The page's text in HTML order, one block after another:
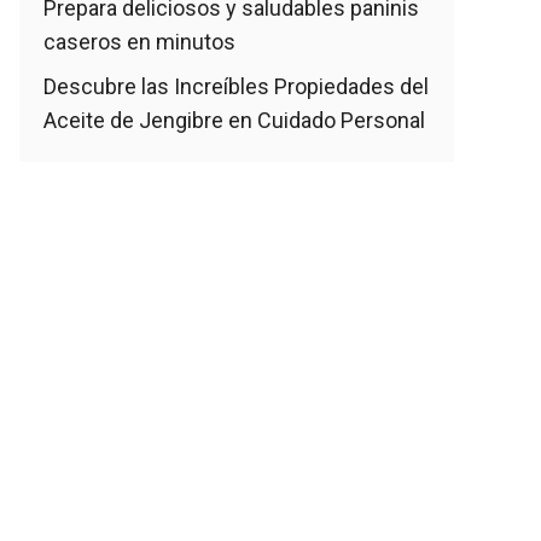
Prepara deliciosos y saludables paninis
caseros en minutos
Descubre las Increíbles Propiedades del
Aceite de Jengibre en Cuidado Personal